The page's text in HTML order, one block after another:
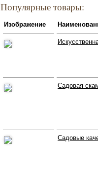
Популярные товары:
Изображение
Садовая
Садовые